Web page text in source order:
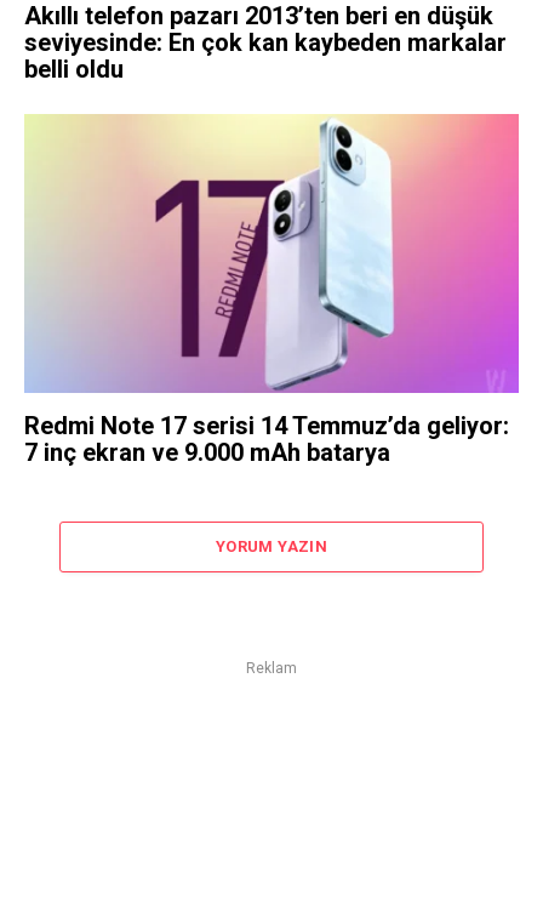
Akıllı telefon pazarı 2013’ten beri en düşük
seviyesinde: En çok kan kaybeden markalar
belli oldu
Redmi Note 17 serisi 14 Temmuz’da geliyor:
7 inç ekran ve 9.000 mAh batarya
YORUM YAZIN
Reklam